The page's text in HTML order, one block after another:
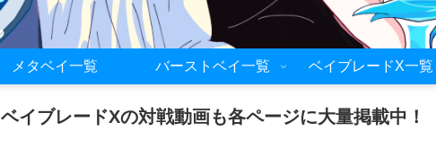
メタベイ一覧 バーストベイ一覧 ベイブレードX一覧
ベイブレードXの対戦動画も各ページに大量掲載中！